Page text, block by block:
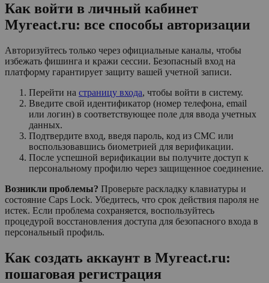
Как войти в личный кабинет
Myreact.ru: все способы авторизации
Авторизуйтесь только через официальные каналы, чтобы
избежать фишинга и кражи сессии. Безопасный вход на
платформу гарантирует защиту вашей учетной записи.
Перейти на страницу входа, чтобы войти в систему.
Введите свой идентификатор (номер телефона, email
или логин) в соответствующее поле для ввода учетных
данных.
Подтвердите вход, введя пароль, код из СМС или
воспользовавшись биометрией для верификации.
После успешной верификации вы получите доступ к
персональному профилю через защищенное соединение.
Возникли проблемы? Проверьте раскладку клавиатуры и
состояние Caps Lock. Убедитесь, что срок действия пароля не
истек. Если проблема сохраняется, воспользуйтесь
процедурой восстановления доступа для безопасного входа в
персональный профиль.
Как создать аккаунт в Myreact.ru:
пошаговая регистрация